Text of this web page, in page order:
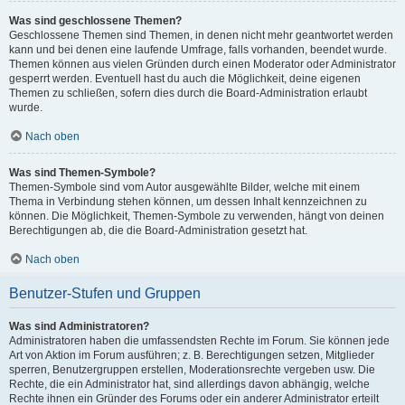
Was sind geschlossene Themen?
Geschlossene Themen sind Themen, in denen nicht mehr geantwortet werden
kann und bei denen eine laufende Umfrage, falls vorhanden, beendet wurde.
Themen können aus vielen Gründen durch einen Moderator oder Administrator
gesperrt werden. Eventuell hast du auch die Möglichkeit, deine eigenen
Themen zu schließen, sofern dies durch die Board-Administration erlaubt
wurde.
Nach oben
Was sind Themen-Symbole?
Themen-Symbole sind vom Autor ausgewählte Bilder, welche mit einem
Thema in Verbindung stehen können, um dessen Inhalt kennzeichnen zu
können. Die Möglichkeit, Themen-Symbole zu verwenden, hängt von deinen
Berechtigungen ab, die die Board-Administration gesetzt hat.
Nach oben
Benutzer-Stufen und Gruppen
Was sind Administratoren?
Administratoren haben die umfassendsten Rechte im Forum. Sie können jede
Art von Aktion im Forum ausführen; z. B. Berechtigungen setzen, Mitglieder
sperren, Benutzergruppen erstellen, Moderationsrechte vergeben usw. Die
Rechte, die ein Administrator hat, sind allerdings davon abhängig, welche
Rechte ihnen ein Gründer des Forums oder ein anderer Administrator erteilt